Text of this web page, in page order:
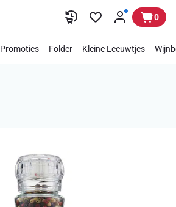
0
Promoties Folder Kleine Leeuwtjes